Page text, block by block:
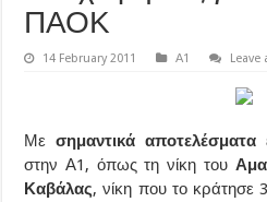
ΠΑΟΚ
14 February 2011 Α1
Μεσημαντικά αποτελέσματα
στην Α1, όπως τη νίκη του
Καβάλας, νίκη που το κράτησε